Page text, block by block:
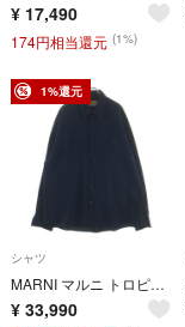
¥ 17,490
174円相当還元 (1%)
1%還元
シャツ
MARNI マルニ トロピカルウール ドッキング 長袖シャツ ブラック CUMU0278UD
¥ 33,990